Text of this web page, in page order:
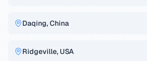
Daqing, China
Ridgeville, USA